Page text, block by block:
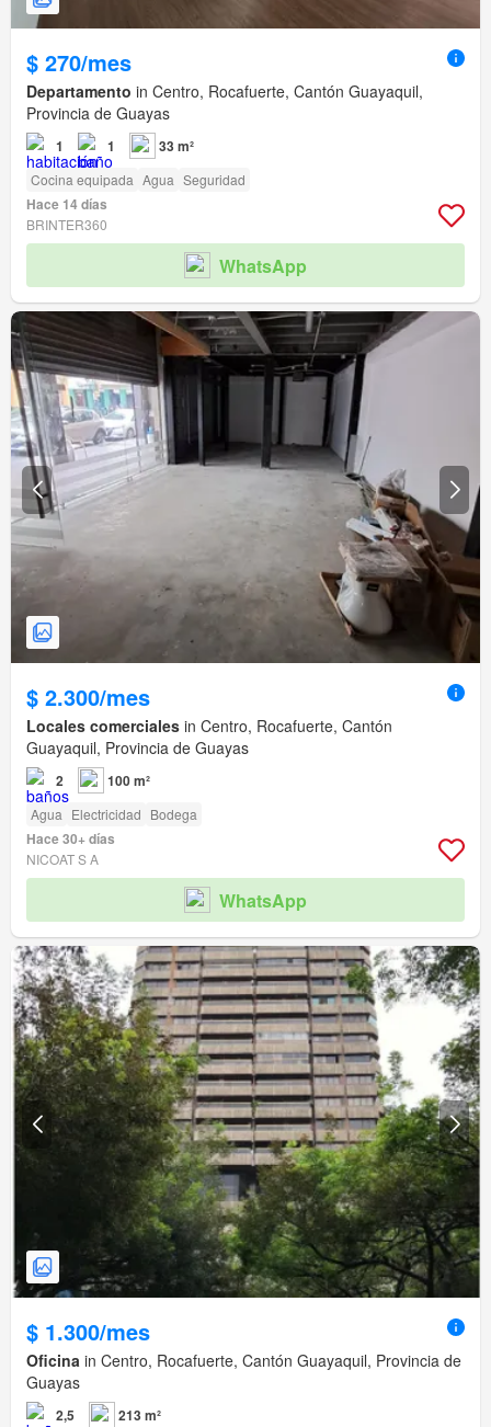
$ 270/mes
Departamento in Centro, Rocafuerte, Cantón Guayaquil,
Provincia de Guayas
1 1 33 m²
Cocina equipada Agua Seguridad
Hace 14 días
BRINTER360
WhatsApp
$ 2.300/mes
Locales comerciales in Centro, Rocafuerte, Cantón
Guayaquil, Provincia de Guayas
2 100 m²
Agua Electricidad Bodega
Hace 30+ días
NICOAT S A
WhatsApp
$ 1.300/mes
Oficina in Centro, Rocafuerte, Cantón Guayaquil, Provincia de
Guayas
2,5 213 m²